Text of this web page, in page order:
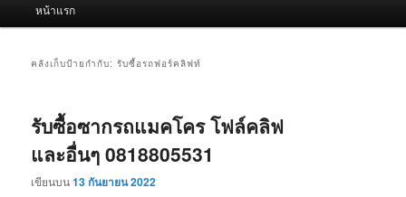
หน้าแรก
คลังเก็บป้ายกำกับ:รับซื้อรถฟอร์คลิฟท์
รับซื้อซากรถแมคโคร โฟล์คลิฟ
และอื่นๆ 0818805531
เขียนบน13 กันยายน 2022